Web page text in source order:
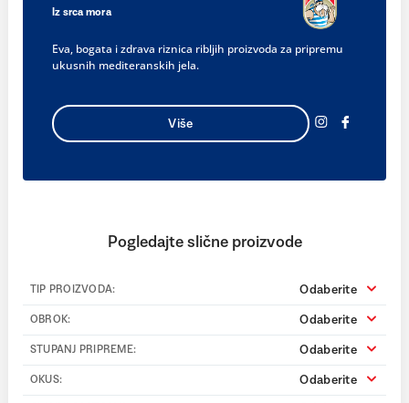
Iz srca mora
Eva, bogata i zdrava riznica ribljih proizvoda za pripremu
ukusnih mediteranskih jela.
Više
Pogledajte slične proizvode
TIP PROIZVODA: Odaberite
OBROK: Odaberite
STUPANJ PRIPREME: Odaberite
OKUS: Odaberite